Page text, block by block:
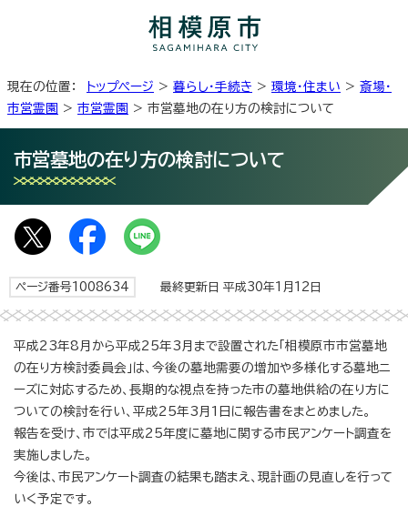
現在の位置： トップページ > 暮らし・手続き > 環境・住まい > 斎場・
市営霊園 > 市営霊園 > 市営墓地の在り方の検討について
市営墓地の在り方の検討について
ページ番号1008634 最終更新日 平成30年1月12日
平成23年8月から平成25年3月まで設置された「相模原市市営墓地
の在り方検討委員会」は、今後の墓地需要の増加や多様化する墓地ニ
ーズに対応するため、長期的な視点を持った市の墓地供給の在り方に
ついての検討を行い、平成25年3月1日に報告書をまとめました。
報告を受け、市では平成25年度に墓地に関する市民アンケート調査を
実施しました。
今後は、市民アンケート調査の結果も踏まえ、現計画の見直しを行って
いく予定です。